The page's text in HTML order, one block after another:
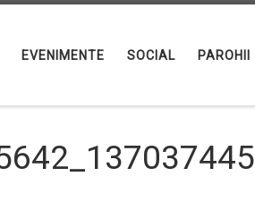
EVENIMENTE SOCIAL PAROHII